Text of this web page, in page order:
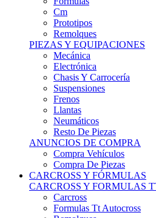
Cm
Prototipos
Remolques
PIEZAS Y EQUIPACIONES
Mecánica
Electrónica
Chasis Y Carrocería
Suspensiones
Frenos
Llantas
Neumáticos
Resto De Piezas
ANUNCIOS DE COMPRA
Compra Vehículos
Compra De Piezas
CARCROSS Y FÓRMULAS
CARCROSS Y FORMULAS
Carcross
Formulas Tt Autocross